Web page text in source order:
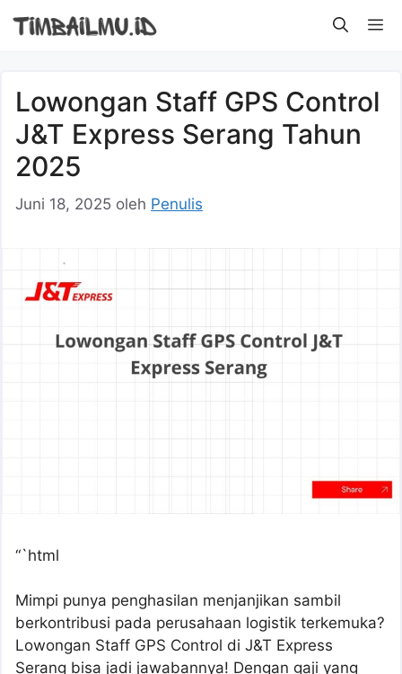
Lowongan Staff GPS Control
J&T Express Serang Tahun
2025
Juni 18, 2025 oleh Penulis
“`html
Mimpi punya penghasilan menjanjikan sambil
berkontribusi pada perusahaan logistik terkemuka?
Lowongan Staff GPS Control di J&T Express
Serang bisa jadi jawabannya! Dengan gaji yang